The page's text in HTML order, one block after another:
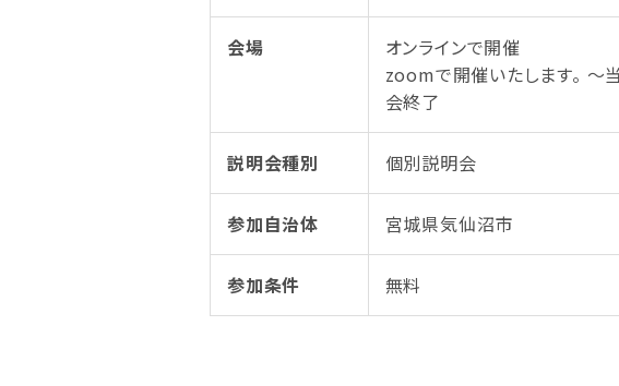
会場
オンラインで開催
zoomで開催いたします。 〜
会終了
説明会種別 個別説明会
参加自治体 宮城県気仙沼市
参加条件 無料